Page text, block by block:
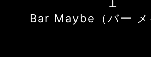
Bar Maybe（バー メ